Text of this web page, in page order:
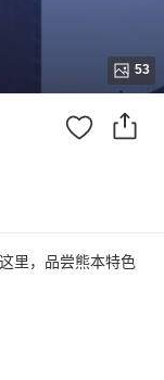
53
里，品尝熊本特色